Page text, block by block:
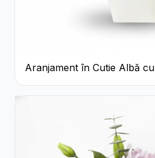
Aranjament în Cutie Albă cu
Trandafiri Roșii și Lisianthus